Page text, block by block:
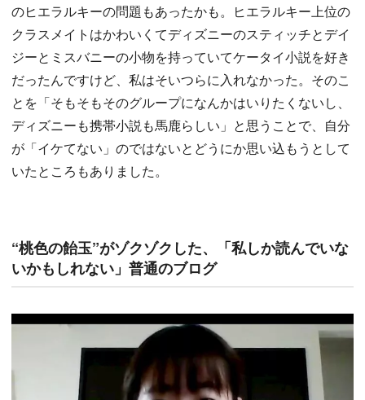
のヒエラルキーの問題もあったかも。ヒエラルキー上位の
クラスメイトはかわいくてディズニーのスティッチとデイ
ジーとミスバニーの小物を持っていてケータイ小説を好き
だったんですけど、私はそいつらに入れなかった。そのこ
とを「そもそもそのグループになんかはいりたくないし、
ディズニーも携帯小説も馬鹿らしい」と思うことで、自分
が「イケてない」のではないとどうにか思い込もうとして
いたところもありました。
“桃色の飴玉”がゾクゾクした、「私しか読んでいな
いかもしれない」普通のブログ